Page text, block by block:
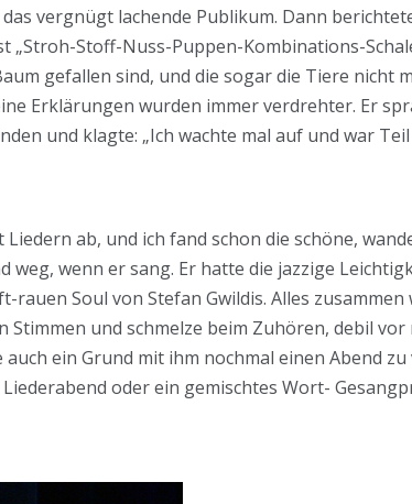
vergnügt lachende Publikum. Dann
Stoff-Nuss-Puppen-Kombinations-
gefallen sind, und die sogar die Tiere nicht
Erklärungen wurden immer verdrehter. Er
und klagte: „Ich wachte mal auf und war
ab, und ich fand schon die schöne,
wenn er sang. Er hatte die jazzige
Soul von Stefan Gwildis. Alles zusammen
und schmelze beim Zuhören, debil vor
ein Grund mit ihm nochmal einen Abend
oder ein gemischtes Wort-